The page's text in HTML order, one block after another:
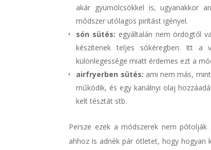
akár gyümölcsökkel is, ugyanakkor
módszer utólagos pirítást igényel.
són sütés: egyáltalán nem ördögtől
készítenek teljes sókéregben. Itt a
különlegessége miatt érdemes ezt a
airfryerben sütés: ami nem más,
működik, és egy kanálnyi olaj
kelt tésztát stb.
Persze ezek a módszerek nem
ahhoz is adnék pár ötletet, hogy hogyan